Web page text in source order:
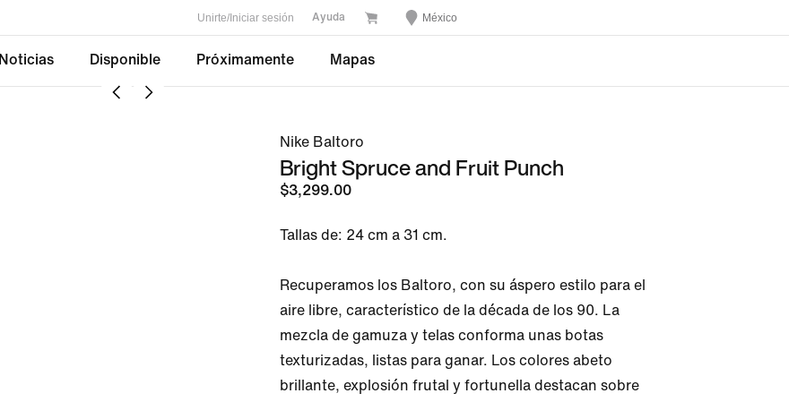
Unirte/Iniciar sesión Ayuda México
Noticias Disponible Próximamente Mapas
Nike Baltoro
Bright Spruce and Fruit Punch
$3,299.00
Tallas de: 24 cm a 31 cm.
Recuperamos los Baltoro, con su áspero estilo para el
aire libre, característico de la década de los 90. La
mezcla de gamuza y telas conforma unas botas
texturizadas, listas para ganar. Los colores abeto
brillante, explosión frutal y fortunella destacan sobre